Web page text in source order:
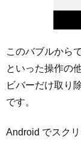
このバブルから
といった操作の
ビバーだけ取り
です。
Android でスク